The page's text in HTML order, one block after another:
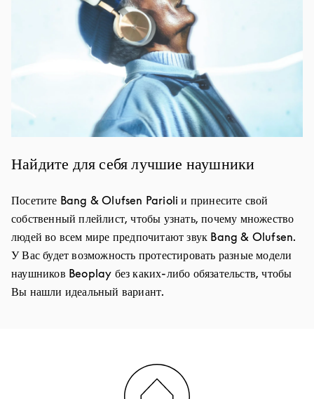
Найдите для себя лучшие наушники
Посетите Bang & Olufsen Parioli и принесите свой
собственный плейлист, чтобы узнать, почему множество
людей во всем мире предпочитают звук Bang & Olufsen.
У Вас будет возможность протестировать разные модели
наушников Beoplay без каких-либо обязательств, чтобы
Вы нашли идеальный вариант.